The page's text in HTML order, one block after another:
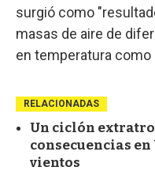
surgió como
masas de aire de
en temperatura
RELACIONADAS
Un ciclón
consecuencias
vientos